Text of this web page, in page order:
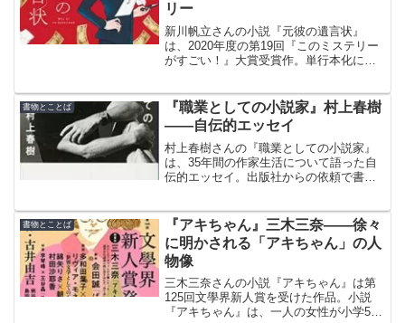
リー
新川帆立さんの小説『元彼の遺言状』
は、2020年度の第19回『このミステリー
がすごい！』大賞受賞作。単行本化にあ
書物とことば
『職業としての小説家』村上春樹
――自伝的エッセイ
村上春樹さんの『職業としての小説家』
は、35年間の作家生活について語った自
伝的エッセイ。出版社からの依頼で書き
書物とことば
『アキちゃん』三木三奈――徐々
に明かされる「アキちゃん」の人
物像
三木三奈さんの小説『アキちゃん』は第
125回文學界新人賞を受けた作品。小説
『アキちゃん』は、一人の女性が小学5年